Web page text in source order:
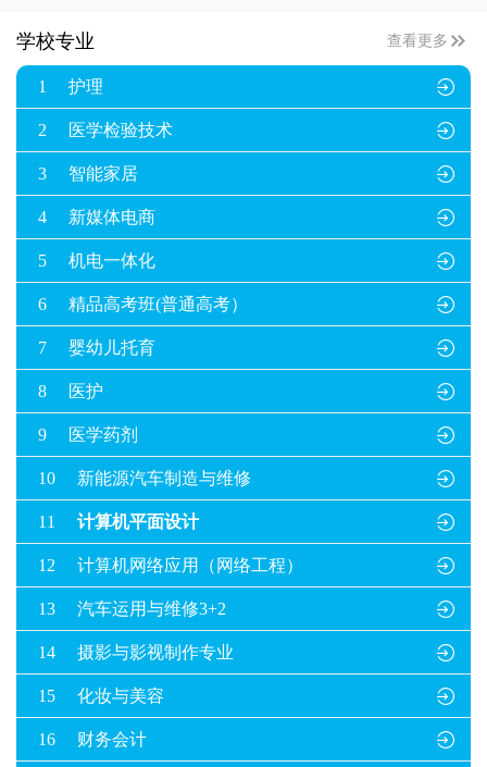
学校专业 查看更多

1 护理

2 医学检验技术

3 智能家居

4 新媒体电商

5 机电一体化

6 精品高考班(普通高考）

7 婴幼儿托育

8 医护

9 医学药剂

10 新能源汽车制造与维修

11 计算机平面设计

12 计算机网络应用（网络工程）

13 汽车运用与维修3+2

14 摄影与影视制作专业

15 化妆与美容

16 财务会计